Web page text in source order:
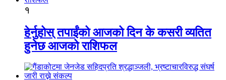
१
हेर्नुहोस् तपाईंको आजको दिन के कसरी व्यतित
हुनेछ आजको राशिफल